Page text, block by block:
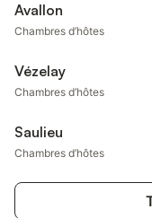
Avallon
Chambres d’hôtes
Vézelay
Chambres d’hôtes
Saulieu
Chambres d’hôtes